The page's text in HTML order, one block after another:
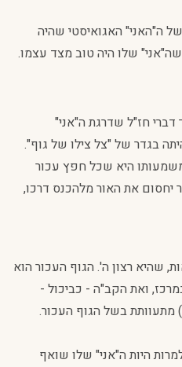
ה"האני" האגואיסטי שהיה
שה"אני" שלו היה טוב מצד עצמו.
חז"ל שדרגת ה"אני"
בגדר של "צל צילו של גוף".
היא שכל חפץ עכור
יחסום את האור מלהכנס דרכו,
שהיא רצון ה'. הגוף העכור הוא
ואת הקב"ה - כביכול -
מתעוותת בשל הגוף העכור.
היות ה"אני" שלו שואף